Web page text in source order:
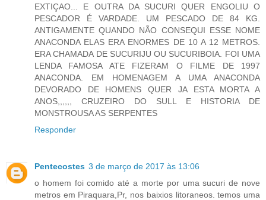
EXTIÇAO... E OUTRA DA SUCURI QUER ENGOLIU O
PESCADOR É VARDADE. UM PESCADO DE 84 KG.
ANTIGAMENTE QUANDO NÃO CONSEQUI ESSE NOME
ANACONDA ELAS ERA ENORMES DE 10 A 12 METROS.
ERA CHAMADA DE SUCURIJU OU SUCURIBOIA. FOI UMA
LENDA FAMOSA ATE FIZERAM O FILME DE 1997
ANACONDA. EM HOMENAGEM A UMA ANACONDA
DEVORADO DE HOMENS QUER JA ESTA MORTA A
ANOS,,,,,, CRUZEIRO DO SULL E HISTORIA DE
MONSTROUSA AS SERPENTES
Responder
Pentecostes 3 de março de 2017 às 13:06
o homem foi comido até a morte por uma sucuri de nove
metros em Piraquara,Pr, nos baixios litoraneos. temos uma